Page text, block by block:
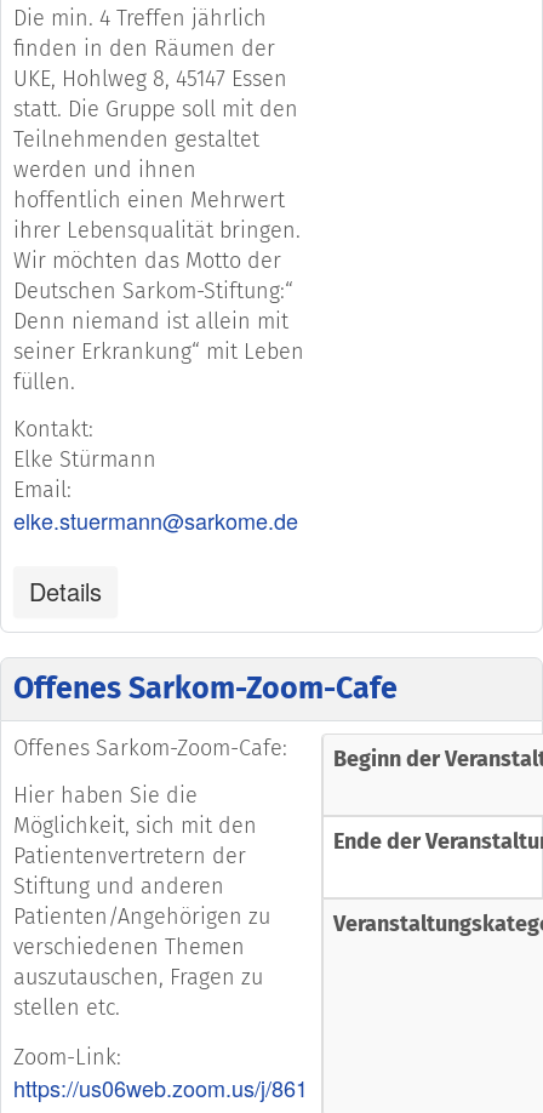
Die min. 4 Treffen jährlich
finden in den Räumen der
UKE, Hohlweg 8, 45147 Essen
statt. Die Gruppe soll mit den
Teilnehmenden gestaltet
werden und ihnen
hoffentlich einen Mehrwert
ihrer Lebensqualität bringen.
Wir möchten das Motto der
Deutschen Sarkom-Stiftung:“
Denn niemand ist allein mit
seiner Erkrankung“ mit Leben
füllen.
Kontakt:
Elke Stürmann
Email:
elke.stuermann@sarkome.de
Details
Offenes Sarkom-Zoom-Cafe
Offenes Sarkom-Zoom-Cafe:
Hier haben Sie die
Möglichkeit, sich mit den
Patientenvertretern der
Stiftung und anderen
Patienten/Angehörigen zu
verschiedenen Themen
auszutauschen, Fragen zu
stellen etc.
Zoom-Link:
https://us06web.zoom.us/j/861
Beginn der
Ende der